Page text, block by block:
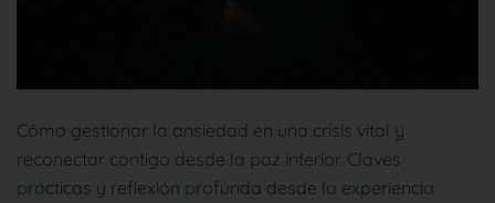
Cómo gestionar la ansiedad en una crisis vital y
reconectar contigo desde la paz interior. Claves
prácticas y reflexión profunda desde la experiencia